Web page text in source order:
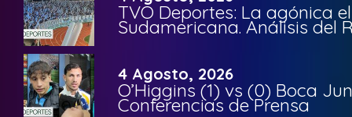
TVO Deportes: La agónica
Sudamericana. Análisis del
4 Agosto, 2026
O’Higgins (1) vs (0) Boca
Conferencias de Prensa